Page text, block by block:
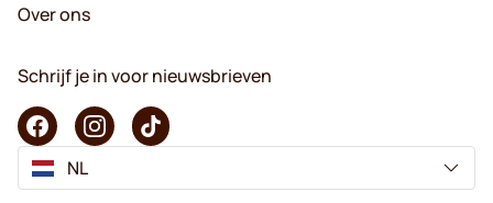
Over ons
Schrijf je in voor nieuwsbrieven
NL